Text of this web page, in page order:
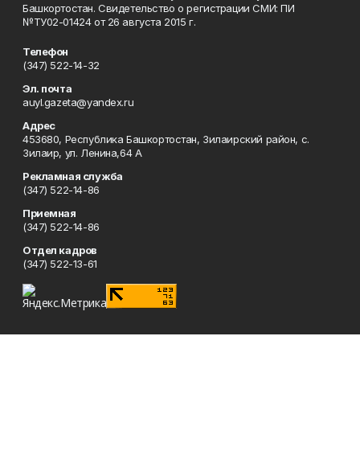
Башкортостан. Свидетельство о регистрации СМИ: ПИ
№ТУ02-01424 от 26 августа 2015 г.
Телефон
(347) 522-14-32
Эл. почта
auyl.gazeta@yandex.ru
Адрес
453680, Республика Башкортостан, Зилаирский район, с.
Зилаир, ул. Ленина,64 А
Рекламная служба
(347) 522-14-86
Приемная
(347) 522-14-86
Отдел кадров
(347) 522-13-61